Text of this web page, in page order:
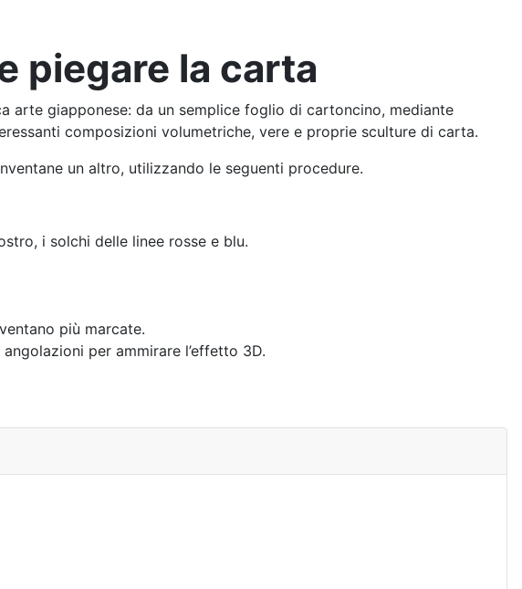
piegare la carta
arte giapponese: da un semplice foglio di cartoncino, mediante
composizioni volumetriche, vere e proprie sculture di carta.
un altro, utilizzando le seguenti procedure.
i solchi delle linee rosse e blu.
più marcate.
per ammirare l’effetto 3D.